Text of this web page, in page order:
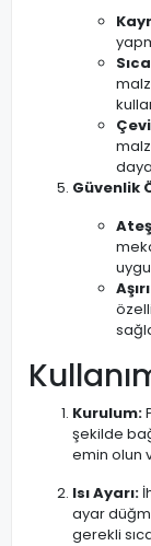
Güvenlik
Kurulum:
şekilde
emin olun
Isı Ayarı:
ayar
gerekli